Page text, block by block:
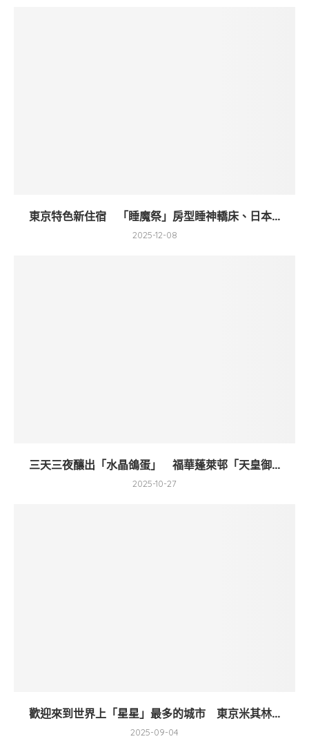
東京特色新住宿 「睡魔祭」房型睡神轎床、日本...
2025-12-08
三天三夜釀出「水晶鴿蛋」 福華蓬萊邨「天皇御...
2025-10-27
歡迎來到世界上「星星」最多的城市 東京米其林...
2025-09-04